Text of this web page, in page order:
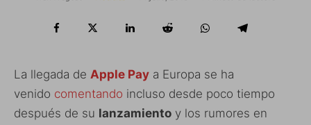
La llegada de Apple Pay a Europa se ha
venido comentando incluso desde poco tiempo
después de su lanzamiento y los rumores en